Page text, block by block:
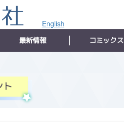
English
最新情報 コミックス